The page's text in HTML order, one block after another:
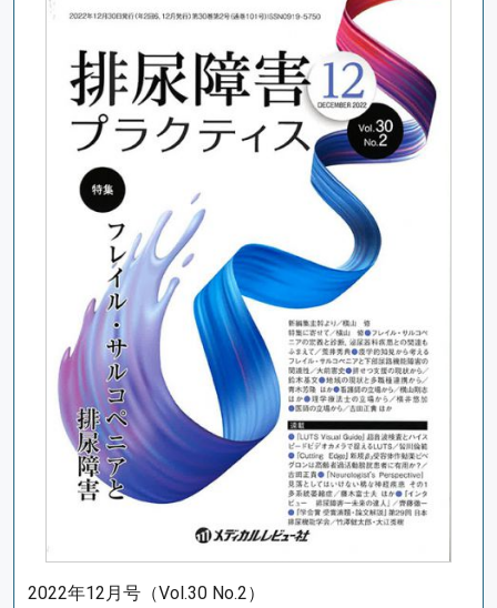
2022年12月号（Vol.30 No.2）